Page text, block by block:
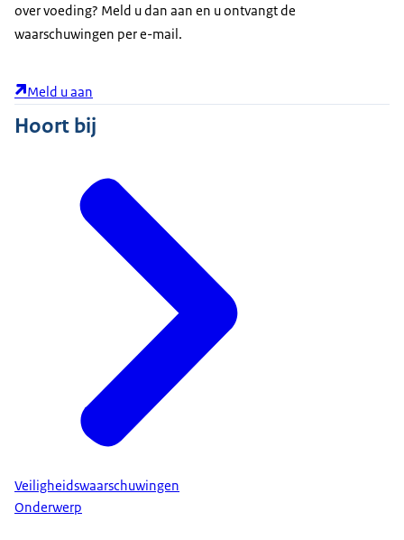
over voeding? Meld u dan aan en u ontvangt de
waarschuwingen per e-mail.
Meld u aan
Hoort bij
Veiligheidswaarschuwingen
Onderwerp